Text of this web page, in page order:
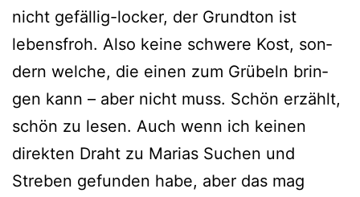
nicht gefäl­lig-locker, der Grundton ist
lebens­froh. Also kei­ne schwe­re Kost, son­
dern wel­che, die einen zum Grübeln brin­
gen kann – aber nicht muss. Schön erzählt,
schön zu lesen. Auch wenn ich kei­nen
direk­ten Draht zu Marias Suchen und
Streben gefun­den habe, aber das mag